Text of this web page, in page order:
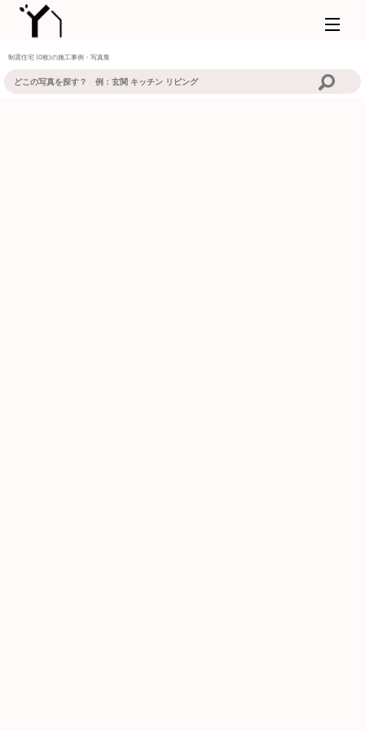
制震住宅 (0枚)の施工事例・写真集